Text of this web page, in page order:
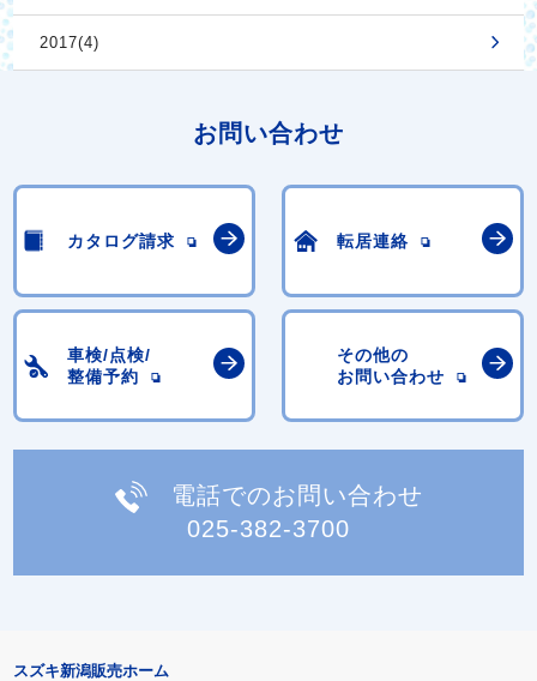
2017(4)
お問い合わせ
カタログ請求 転居連絡
車検/点検/
整備予約
その他の
お問い合わせ
電話でのお問い合わせ
025-382-3700
スズキ新潟販売ホーム